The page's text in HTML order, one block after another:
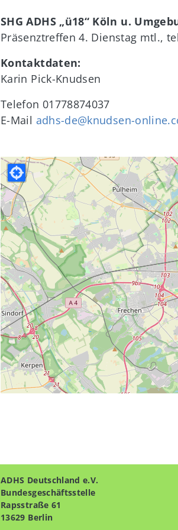
SHG ADHS „ü18“ Köln u.
Präsenztreffen 4. Dienstag mtl.,
Kontaktdaten:
Karin Pick-Knudsen
Telefon 01778874037
E-Mail adhs-de@knudsen-
ADHS Deutschland e.V.
Bundesgeschäftsstelle
Rapsstraße 61
13629 Berlin